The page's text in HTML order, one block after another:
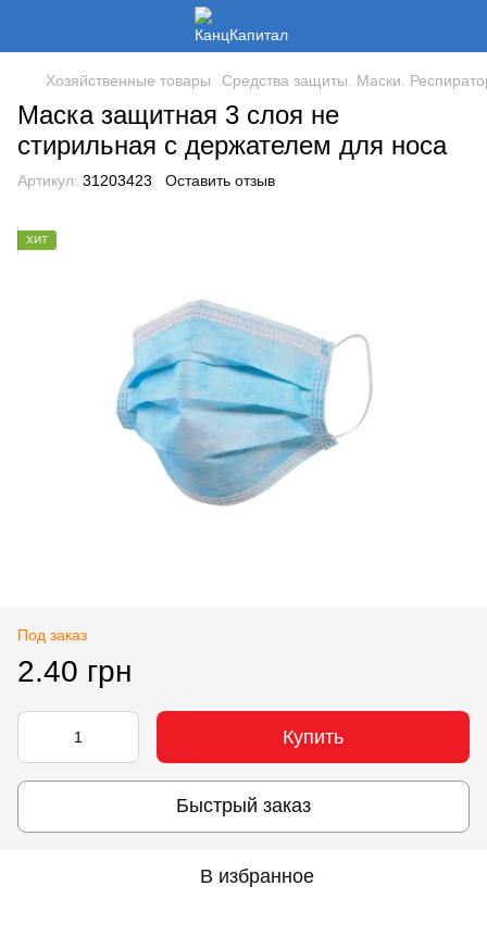
Хозяйственные товары Средства защиты. Маски.
Маска защитная 3 слоя не
стирильная с держателем для носа
Артикул: 31203423 Оставить отзыв
ХИТ
Под заказ
2.40 грн
Купить
Быстрый заказ
В избранное